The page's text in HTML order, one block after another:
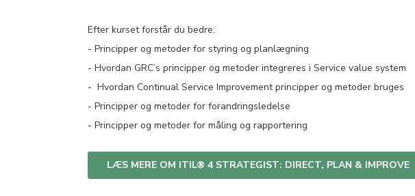
Efter kurset forstår du bedre:
- Principper og metoder for styring og planlægning
- Hvordan GRC’s principper og metoder integreres i Service value system
- Hvordan Continual Service Improvement principper og metoder bruges
- Principper og metoder for forandringsledelse
- Principper og metoder for måling og rapportering
LÆS MERE OM ITIL® 4 STRATEGIST: DIRECT, PLAN & IMPROVE